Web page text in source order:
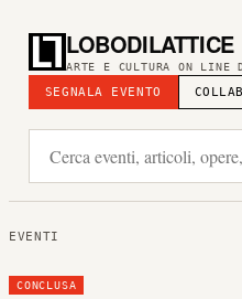
LOBODILATTICE
ARTE E CULTURA ON LINE
SEGNALA EVENTO
EVENTI
CONCLUSA